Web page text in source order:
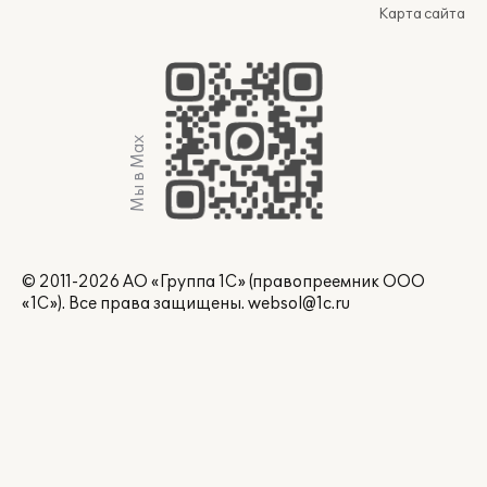
Карта сайта
Мы в Max
© 2011-2026 АО «Группа 1С» (правопреемник ООО
«1С»). Все права защищены. websol@1c.ru